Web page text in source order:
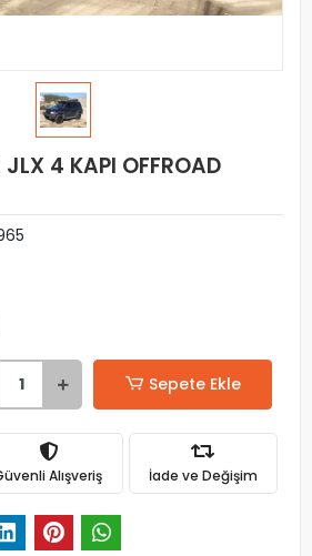
4 KAPI OFFROAD
Sepete Ekle
Alışveriş İade ve Değişim